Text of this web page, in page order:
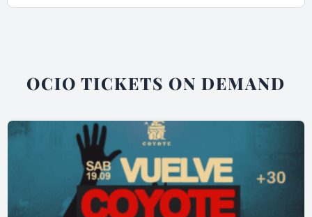
OCIO TICKETS ON DEMAND